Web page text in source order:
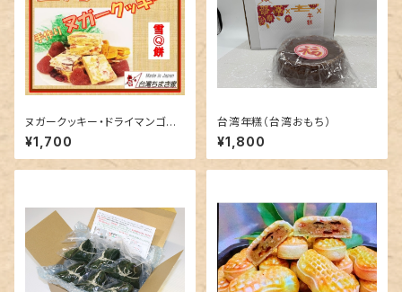
ヌガークッキー・ドライマンゴー
（種類を問わず2箱以上ご購入は
問合せしてから）
¥1,700
台湾年糕（台湾おもち）
¥1,800